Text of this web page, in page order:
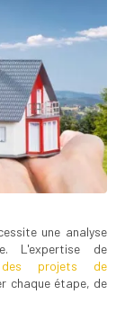
une analyse
L'expertise de
des projets de
chaque étape, de